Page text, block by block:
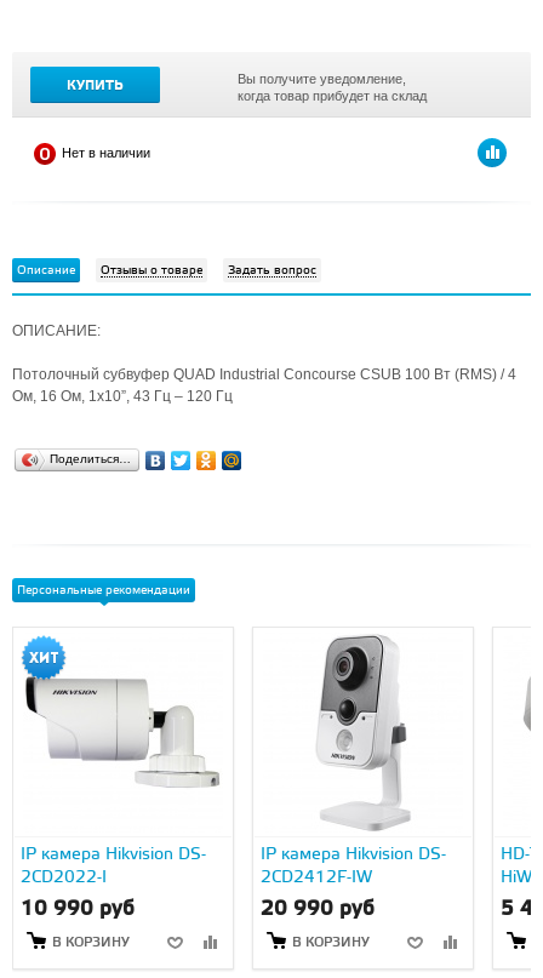
КУПИТЬ
Вы получите уведомление,
когда товар прибудет на склад
Нет в наличии
Описание Отзывы о товаре Задать вопрос
ОПИСАНИЕ:
Потолочный субвуфер QUAD Industrial Concourse CSUB 100 Вт (RMS) / 4
Ом, 16 Ом, 1х10”, 43 Гц – 120 Гц
Поделиться…
Персональные рекомендации
IP камера Hikvision DS-
2CD2022-I
10 990 руб
В КОРЗИНУ
IP камера Hikvision DS-
2CD2412F-IW
20 990 руб
В КОРЗИНУ
HD-
5